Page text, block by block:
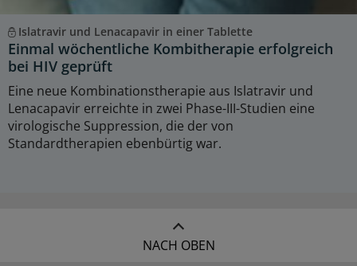
Islatravir und Lenacapavir in einer Tablette
Einmal wöchentliche Kombitherapie erfolgreich
bei HIV geprüft
Eine neue Kombinationstherapie aus Islatravir und
Lenacapavir erreichte in zwei Phase-III-Studien eine
virologische Suppression, die der von
Standardtherapien ebenbürtig war.
NACH OBEN